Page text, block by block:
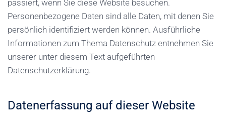
passiert, wenn Sie diese Website besuchen.
Personenbezogene Daten sind alle Daten, mit denen Sie
persönlich identifiziert werden können. Ausführliche
Informationen zum Thema Datenschutz entnehmen Sie
unserer unter diesem Text aufgeführten
Datenschutzerklärung.
Datenerfassung auf dieser Website